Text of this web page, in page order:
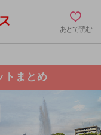
あとで読む
トまとめ